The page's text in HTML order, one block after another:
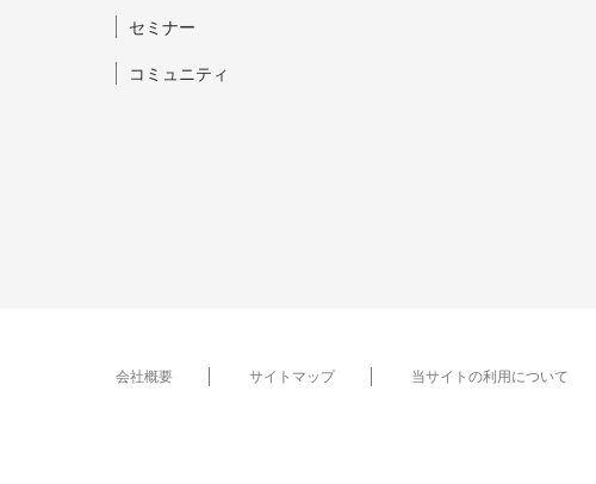
セミナー
コミュニティ
会社概要 サイトマップ 当サイトの利用について